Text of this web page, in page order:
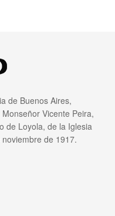
de Buenos Aires,
Vicente Peira,
de Loyola, de la Iglesia
de 1917.